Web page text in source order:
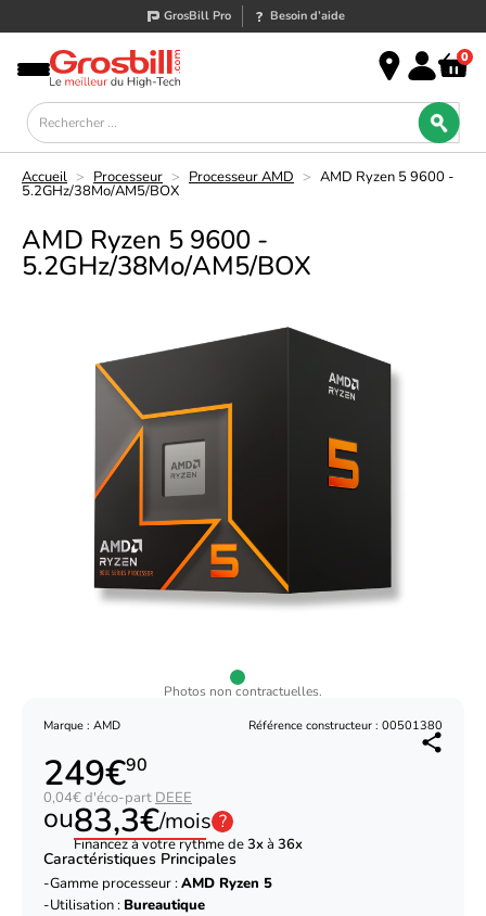
GrosBill Pro Besoin d’aide
0
Accueil > Processeur > Processeur AMD > AMD Ryzen 5 9600 -
5.2GHz/38Mo/AM5/BOX
AMD Ryzen 5 9600 -
5.2GHz/38Mo/AM5/BOX
Photos non contractuelles.
Marque : AMD Référence constructeur : 00501380
249€90
0,04€ d'éco-part DEEE
ou83,3€/mois ?
Financez à votre rythme de3xà 36x
Caractéristiques Principales
Gamme processeur :AMD Ryzen 5
Utilisation : Bureautique